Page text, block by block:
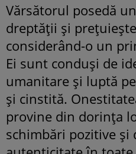
Vărsătorul posedă
dreptății și
considerând-o un
Ei sunt conduși de
umanitare și luptă
și cinstită.
provine din dorința
schimbări pozitive și